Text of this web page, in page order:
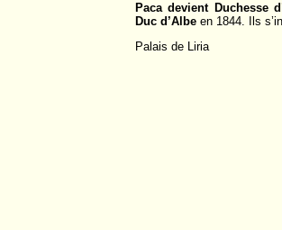
Paca devient Duchesse
Duc d’Albe en 1844. Ils
Palais de Liria